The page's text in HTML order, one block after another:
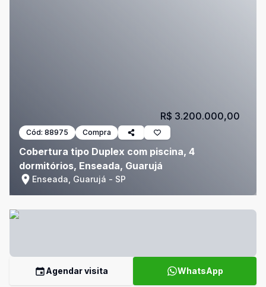
Cód: 88975 Compra
Cobertura tipo Duplex com piscina, 4
dormitórios, Enseada, Guarujá
Enseada, Guarujá - SP
R$ 3.200.000,00
Agendar visita WhatsApp